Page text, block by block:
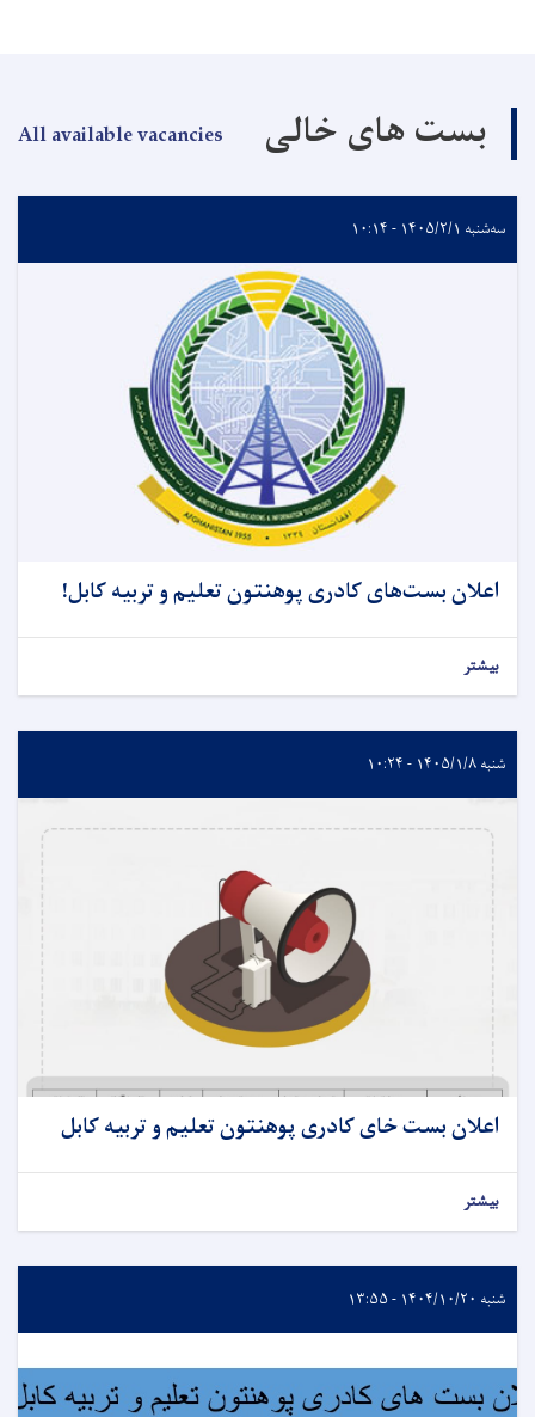
بست های خالی All available vacancies
سه‌شنبه ۱۴۰۵/۲/۱ - ۱۰:۱۴
اعلان بست‌های کادری پوهنتون تعلیم و تربیه کابل!
بیشتر
شنبه ۱۴۰۵/۱/۸ - ۱۰:۲۴
اعلان بست خای کادری پوهنتون تعلیم و تربیه کابل
بیشتر
شنبه ۱۴۰۴/۱۰/۲۰ - ۱۳:۵۵